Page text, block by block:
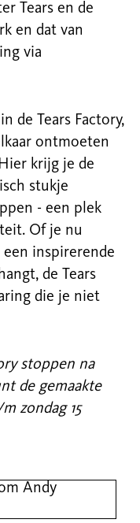
Tears en de
en dat van
via
de Tears Factory,
ontmoeten
krijg je de
stukje
- een plek
Of je nu
inspirerende
de Tears
die je niet
stoppen na
de gemaakte
zondag 15
Andy